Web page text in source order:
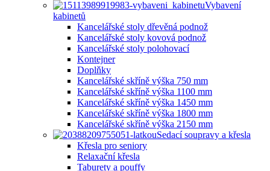
Vybavení
kabinetů
Kancelářské stoly dřevěná podnož
Kancelářské stoly kovová podnož
Kancelářské stoly polohovací
Kontejner
Doplňky
Kancelářské skříně výška 750 mm
Kancelářské skříně výška 1100 mm
Kancelářské skříně výška 1450 mm
Kancelářské skříně výška 1800 mm
Kancelářské skříně výška 2150 mm
Sedací soupravy a křesla
Křesla pro seniory
Relaxační křesla
Taburety a pouffy